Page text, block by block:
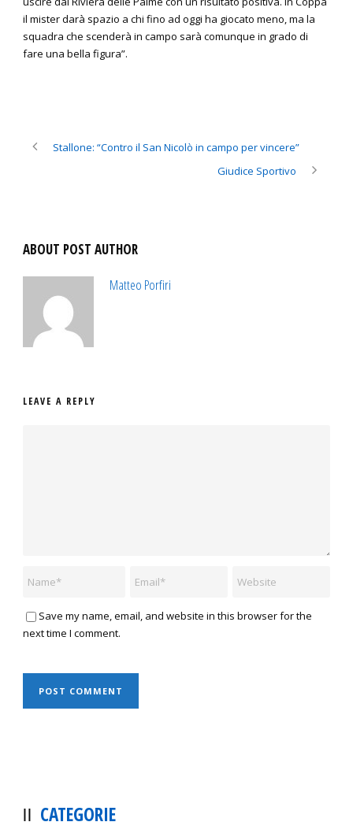
il mister darà spazio a chi fino ad oggi ha giocato meno, ma la
squadra che scenderà in campo sarà comunque in grado di
fare una bella figura”.
Stallone: “Contro il San Nicolò in campo per vincere”
Giudice Sportivo
ABOUT POST AUTHOR
Matteo Porfiri
LEAVE A REPLY
Save my name, email, and website in this browser for the
next time I comment.
CATEGORIE